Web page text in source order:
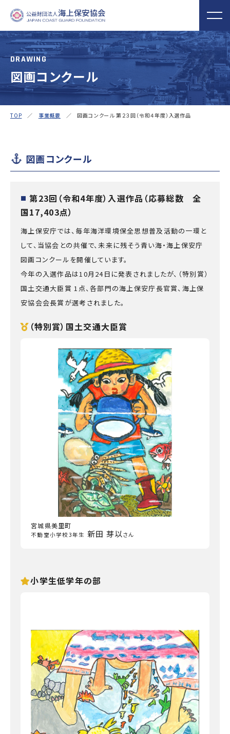
海上保安協会について ABOUT MORE
役員ごあいさつ 組織
実施事業
事業概要 PROJECT MORE
ラクターグッズ
隊との協調
海上における防犯・安全の確保・環境の保全
力員
番」の周知
講師派遣
海上安全に
関する活動
日本港湾港
則集
図画コンク
海上防犯に
関する活動
海洋環境保全に関する活
動
海外海上保安機
関の能力向上
アジア海上保安
初級幹部研修
海上保安官の志望者増加・教養
海上保安分野における人
材の育成
海上保安活動に
係る調査研究
海上保安活動に係る災害
に対する救済
海上保安活動に係る物
品・書籍等の販売
DRAWING
図画コンクール
TOP ／ 事業概要 ／ 図画コンクール 第２３回（令和４年度）入選作品
図画コンクール
■ 第23回（令和4年度）入選作品（応募総数 全
国17,403点）
海上保安庁では、毎年海洋環境保全思想普及活動の一環と
して、当協会との共催で、未来に残そう青い海・海上保安庁
図画コンクールを開催しています。
今年の入選作品は10月24日に発表されましたが、（特別賞）
国土交通大臣賞 1点、各部門の海上保安庁長官賞、海上保
安協会会長賞が選考されました。
（特別賞）国土交通大臣賞
宮城県美里町
不動堂小学校3年生 新田 芽以 さん
小学生低学年の部